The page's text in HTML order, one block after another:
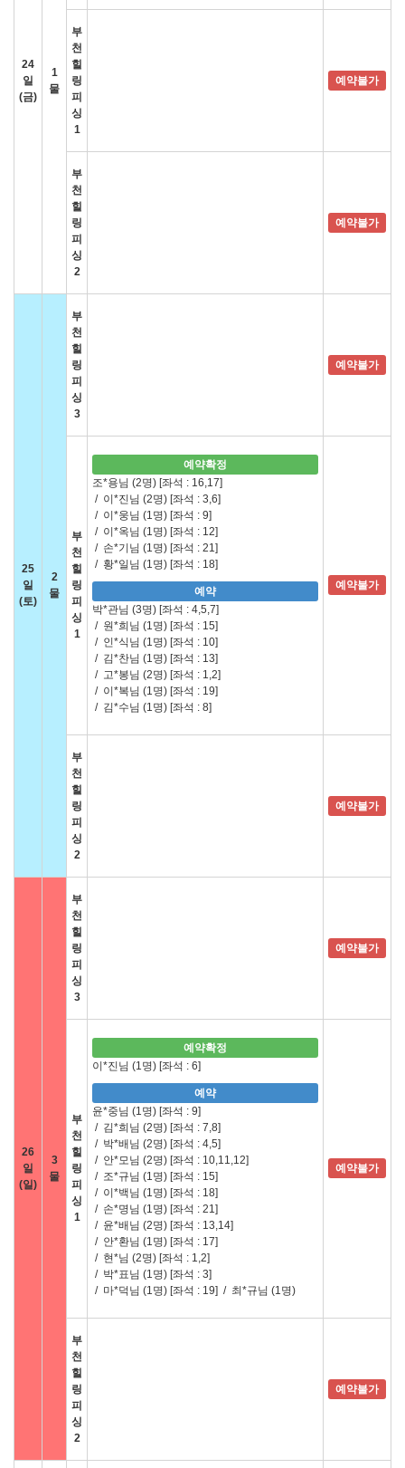
24
일
(금)
1
물
부
천
힐
링
피
싱
1
예약불가
부
천
힐
링
피
싱
2
예약불가
25
일
(토)
2
물
부
천
힐
링
피
싱
3
예약불가
부
천
힐
링
피
싱
1
예약확정
조*용님 (2명) [좌석 : 16,17]
/ 이*진님 (2명) [좌석 : 3,6]
/ 이*웅님 (1명) [좌석 : 9]
/ 이*옥님 (1명) [좌석 : 12]
/ 손*기님 (1명) [좌석 : 21]
/ 황*일님 (1명) [좌석 : 18]
예약
박*관님 (3명) [좌석 : 4,5,7]
/ 원*희님 (1명) [좌석 : 15]
/ 인*식님 (1명) [좌석 : 10]
/ 김*찬님 (1명) [좌석 : 13]
/ 고*봉님 (2명) [좌석 : 1,2]
/ 이*복님 (1명) [좌석 : 19]
/ 김*수님 (1명) [좌석 : 8]
예약불가
부
천
힐
링
피
싱
2
예약불가
26
일
(일)
3
물
부
천
힐
링
피
싱
3
예약불가
부
천
힐
링
피
싱
1
예약확정
이*진님 (1명) [좌석 : 6]
예약
윤*중님 (1명) [좌석 : 9]
/ 김*희님 (2명) [좌석 : 7,8]
/ 박*배님 (2명) [좌석 : 4,5]
/ 안*모님 (2명) [좌석 : 10,11,12]
/ 조*규님 (1명) [좌석 : 15]
/ 이*백님 (1명) [좌석 : 18]
/ 손*명님 (1명) [좌석 : 21]
/ 윤*배님 (2명) [좌석 : 13,14]
/ 안*환님 (1명) [좌석 : 17]
/ 현*님 (2명) [좌석 : 1,2]
/ 박*표님 (1명) [좌석 : 3]
/ 마*덕님 (1명) [좌석 : 19] / 최*규님 (1명)
예약불가
부
천
힐
링
피
싱
2
예약불가